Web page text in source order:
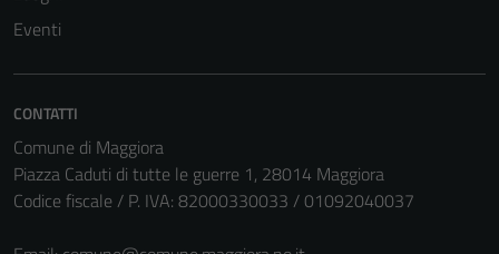
Eventi
CONTATTI
Comune di Maggiora
Piazza Caduti di tutte le guerre 1, 28014 Maggiora
Codice fiscale / P. IVA: 82000330033 / 01092040037